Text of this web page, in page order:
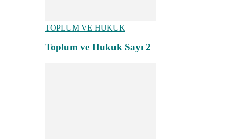
TOPLUM VE HUKUK
Toplum ve Hukuk Sayı 2